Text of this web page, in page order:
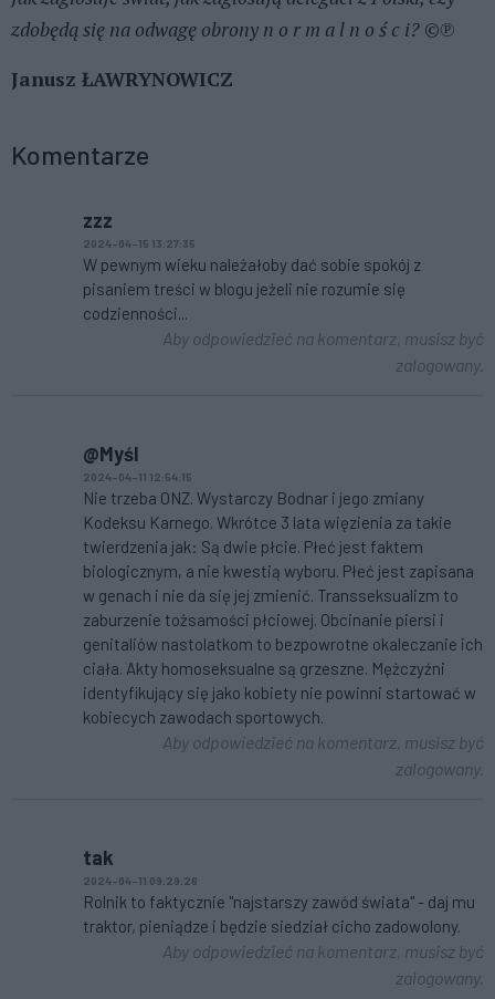
zdobędą się na odwagę obrony n o r m a l n o ś c i? ©℗
Janusz ŁAWRYNOWICZ
Komentarze
zzz
2024-04-15 13:27:35
W pewnym wieku należałoby dać sobie spokój z
pisaniem treści w blogu jeżeli nie rozumie się
codzienności...
Aby odpowiedzieć na komentarz, musisz być
zalogowany.
@Myśl
2024-04-11 12:54:15
Nie trzeba ONZ. Wystarczy Bodnar i jego zmiany
Kodeksu Karnego. Wkrótce 3 lata więzienia za takie
twierdzenia jak: Są dwie płcie. Płeć jest faktem
biologicznym, a nie kwestią wyboru. Płeć jest zapisana
w genach i nie da się jej zmienić. Transseksualizm to
zaburzenie tożsamości płciowej. Obcinanie piersi i
genitaliów nastolatkom to bezpowrotne okaleczanie ich
ciała. Akty homoseksualne są grzeszne. Mężczyźni
identyfikujący się jako kobiety nie powinni startować w
kobiecych zawodach sportowych.
Aby odpowiedzieć na komentarz, musisz być
zalogowany.
tak
2024-04-11 09:29:26
Rolnik to faktycznie "najstarszy zawód świata" - daj mu
traktor, pieniądze i będzie siedział cicho zadowolony.
Aby odpowiedzieć na komentarz, musisz być
zalogowany.